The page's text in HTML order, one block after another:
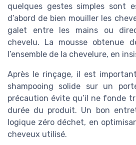
quelques gestes simples sont
d’abord de bien mouiller les
galet entre les mains ou
chevelu. La mousse obtenue
l’ensemble de la chevelure, en
Après le rinçage, il est
shampooing solide sur un
précaution évite qu’il ne fonde
durée du produit. Un bon
logique zéro déchet, en
cheveux utilisé.